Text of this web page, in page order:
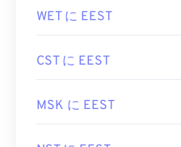
WET に EEST
CST に EEST
MSK に EEST